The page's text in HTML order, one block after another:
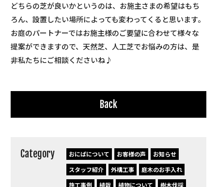
どちらの芝が良いかというのは、お施主さまの希望はもち
ろん、設置したい場所によっても変わってくると思います。
お庭のパートナーではお施主様のご要望に合わせて様々な
提案ができますので、天然芝、人工芝でお悩みの方は、是
非私たちにご相談くださいね♪
Back
Category おにぱについて お客様の声
お知らせ
スタッフ紹介
外構工事
庭木のお手入れ
施工事例
植栽 植物について
樹木伐採